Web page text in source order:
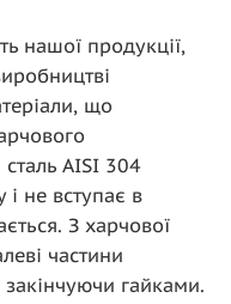
нашої продукції,
що
AISI 304
і не вступає в
З харчової
частини
гайками.